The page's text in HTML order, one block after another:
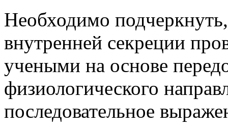
Необходимо
внутренней секреции
учеными на основе
физиологического
последовательное